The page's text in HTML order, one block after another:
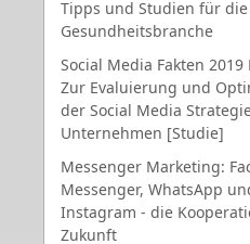
Tipps und Studien für die
Gesundheitsbranche
Social Media Fakten 2019
Zur Evaluierung und
der Social Media
Unternehmen [Studie]
Messenger Marketing:
Messenger, WhatsApp
Instagram - die
Zukunft